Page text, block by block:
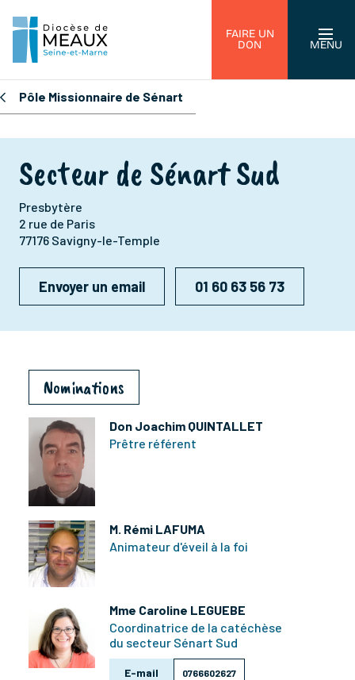
FAIRE UN
DON
MENU
Pôle Missionnaire de Sénart
Secteur de Sénart Sud
Presbytère
2 rue de Paris
77176 Savigny-le-Temple
Envoyer un email 01 60 63 56 73
Nominations
Don Joachim QUINTALLET
Prêtre référent
M. Rémi LAFUMA
Animateur d'éveil à la foi
Mme Caroline LEGUEBE
Coordinatrice de la catéchèse
du secteur Sénart Sud
E-mail 0766602627